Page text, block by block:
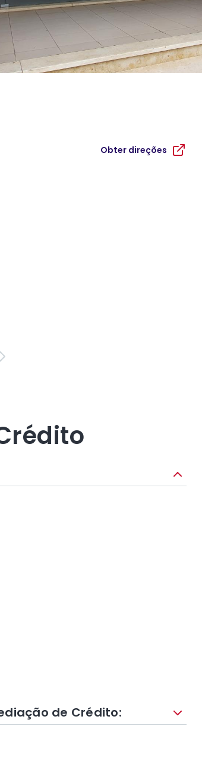
Obter direções
Seguinte
de Crédito: